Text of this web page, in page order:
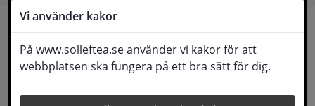
Vi använder kakor
På www.solleftea.se använder vi kakor för att
webbplatsen ska fungera på ett bra sätt för dig.
Ställa en fråga
Om din fråga är omfattande kan det bli aktuellt